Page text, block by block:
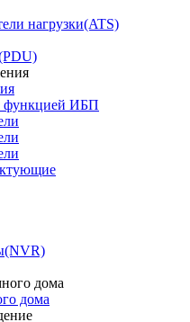
нагрузки(ATS)
функцией ИБП
дома